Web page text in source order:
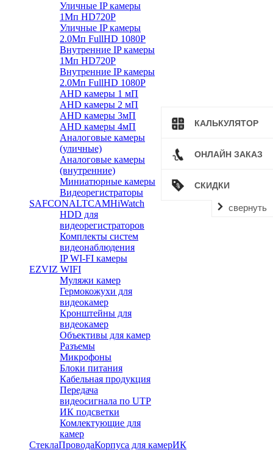
КАЛЬКУЛЯТОР
ОНЛАЙН ЗАКАЗ
СКИДКИ
свернуть
Уличные IP камеры
1Мп HD720P
Уличные IP камеры
2.0Мп FullHD 1080P
Внутренние IP камеры
1Мп HD720P
Внутренние IP камеры
2.0Мп FullHD 1080P
AHD камеры 1 мП
AHD камеры 2 мП
AHD камеры 3мП
AHD камеры 4мП
Аналоговые камеры
(уличные)
Аналоговые камеры
(внутренние)
Миниатюрные камеры
Видеорегистраторы
SAFCONALTCAMHiWatch
HDD для
видеорегистраторов
Комплекты систем
видеонаблюдения
IP WI-FI камеры
EZVIZ WIFI
Муляжи камер
Гермокожухи для
видеокамер
Кронштейны для
видеокамер
Объективы для камер
Разъемы
Микрофоны
Блоки питания
Кабельная продукция
Передача
видеосигнала по UTP
ИК подсветки
Комлектующие для
камер
СтеклаПроводаКорпуса для камерИК